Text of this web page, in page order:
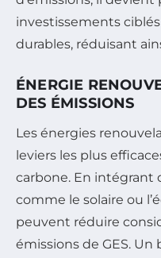
investissements
durables, réduisant
ÉNERGIE
DES ÉMISSIONS
Les énergies
leviers les plus
carbone. En intégrant
comme le solaire ou
peuvent réduire
émissions de GES.